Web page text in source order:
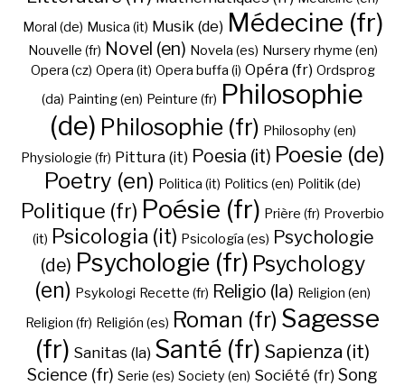
Moral (de) Musica (it) Musik (de) Médecine (fr)
Nouvelle (fr) Novel (en) Novela (es) Nursery rhyme (en)
Opera (cz) Opera (it) Opera buffa (i) Opéra (fr) Ordsprog
(da) Painting (en) Peinture (fr) Philosophie
(de) Philosophie (fr) Philosophy (en)
Physiologie (fr) Pittura (it) Poesia (it) Poesie (de)
Poetry (en) Politica (it) Politics (en) Politik (de)
Politique (fr) Poésie (fr) Prière (fr) Proverbio
(it) Psicologia (it) Psicología (es) Psychologie
(de) Psychologie (fr) Psychology
(en) Psykologi Recette (fr) Religio (la) Religion (en)
Religion (fr) Religión (es) Roman (fr) Sagesse
(fr) Sanitas (la) Santé (fr) Sapienza (it)
Science (fr) Serie (es) Society (en) Société (fr) Song